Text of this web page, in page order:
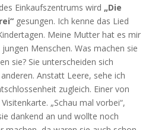
Einkaufszentrums wird „Die
gesungen. Ich kenne das Lied
Meine Mutter hat es mir
Menschen. Was machen sie
sie? Sie unterscheiden sich
Anstatt Leere, sehe ich
zugleich. Einer von
„Schau mal vorbei“,
dankend an und wollte noch